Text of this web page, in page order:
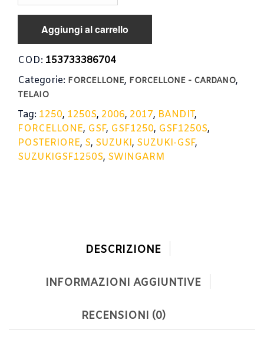
SUZUKI
GSF
BANDIT
S
2017
/
quantità
Aggiungi al carrello
COD: 153733386704
Categorie: FORCELLONE, FORCELLONE - CARDANO,
TELAIO
Tag: 1250, 1250S, 2006, 2017, BANDIT,
FORCELLONE, GSF, GSF1250, GSF1250S,
POSTERIORE, S, SUZUKI, SUZUKI-GSF,
SUZUKIGSF1250S, SWINGARM
DESCRIZIONE
INFORMAZIONI AGGIUNTIVE
RECENSIONI (0)